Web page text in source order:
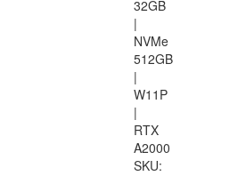
32GB
|
NVMe
512GB
|
W11P
|
RTX
A2000
SKU: